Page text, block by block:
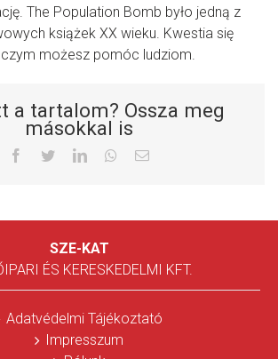
The Population Bomb było jedną z
książek XX wieku. Kwestia się
możesz pomóc ludziom.
a tartalom? Ossza meg
másokkal is
Facebook
TwitterLinkedInWhatsapp
Email
SZE-KAT
ÉS KERESKEDELMI KFT.
Adatvédelmi Tájékoztató
Impresszum